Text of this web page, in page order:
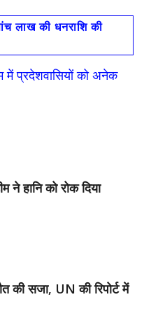
लाख की धनराशि की
में प्रदेशवासियों को अनेक
हानि को रोक दिया
की सजा, UN की रिपोर्ट में